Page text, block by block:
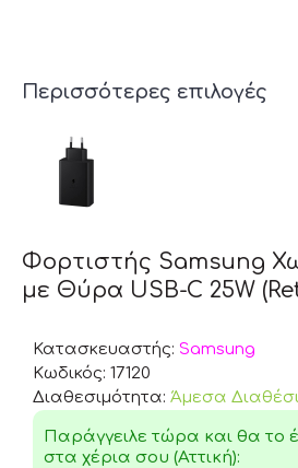
Περισσότερες επιλογές
Φορτιστής Samsung
με Θύρα USB-C 25W
Κατασκευαστής: Samsung
Κωδικός: 17120
Διαθεσιμότητα: Άμεσα
Παράγγειλε τώρα και θα το
στα χέρια σου (Αττική):